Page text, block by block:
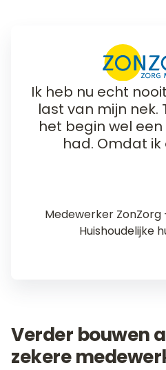
Ik heb nu echt
last van mijn nek.
het begin wel
had. Omdat ik
Medewerker
Huishoudelijke
Verder bouwen
zekere